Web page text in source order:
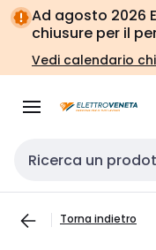
Vai alla
navigazione
Vai
alla
pagina
Ad agosto 2026
chiusure per il
Vedi calendario
Cerca input
Torna indietro